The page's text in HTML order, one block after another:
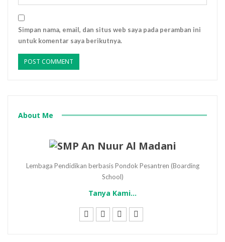
Simpan nama, email, dan situs web saya pada peramban ini
untuk komentar saya berikutnya.
About Me
Lembaga Pendidikan berbasis Pondok Pesantren (Boarding
School)
Tanya Kami...